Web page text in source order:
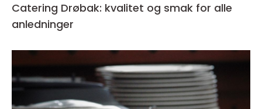
Catering Drøbak: kvalitet og smak for alle
anledninger